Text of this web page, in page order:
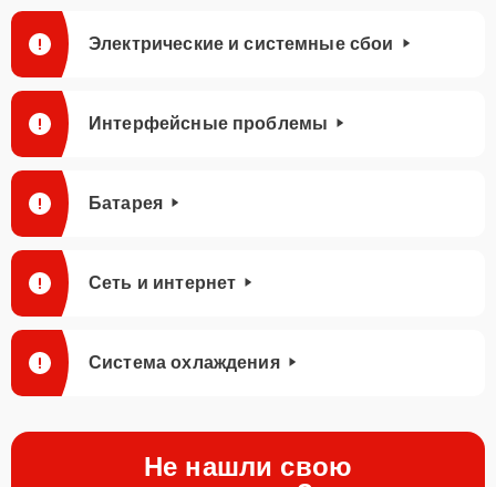
Электрические и системные сбои
Интерфейсные проблемы
Батарея
Сеть и интернет
Система охлаждения
Не нашли свою